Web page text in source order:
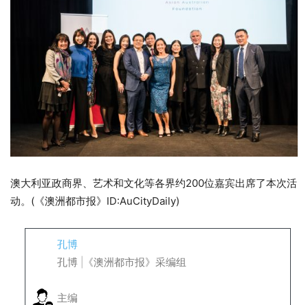
澳大利亚政商界、艺术和文化等各界约200位嘉宾出席了本次活
动。(《澳洲都市报》ID:AuCityDaily)
孔博
孔博 |《澳洲都市报》采编组
主编